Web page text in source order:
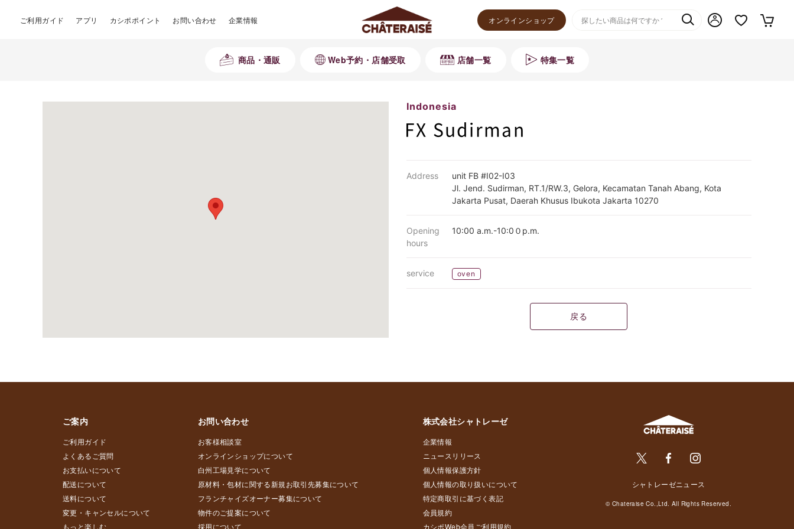
ご利用ガイド アプリ カシポポイント お問い合わせ 企業情報 オンラインショップ
商品・通販 Web予約・店舗受取 店舗一覧 特集一覧
Indonesia
FX Sudirman
Address
unit FB #I02-I03
Jl. Jend. Sudirman, RT.1/RW.3, Gelora, Kecamatan Tanah Abang, Kota
Jakarta Pusat, Daerah Khusus Ibukota Jakarta 10270
Opening
hours
10:00 a.m.-10:0０p.m.
service oven
戻る
ご案内
ご利用ガイド
よくあるご質問
お支払いについて
配送について
送料について
変更・キャンセルについて
もっと楽しむ
お問い合わせ
お客様相談室
オンラインショップについて
白州工場見学について
原材料・包材に関する新規お取引先募集について
フランチャイズオーナー募集について
物件のご提案について
採用について
株式会社シャトレーゼ
企業情報
ニュースリリース
個人情報保護方針
個人情報の取り扱いについて
特定商取引に基づく表記
会員規約
カシポWeb会員ご利用規約
シャトレーゼニュース
© Chateraise Co.,Ltd. All Rights Reserved.